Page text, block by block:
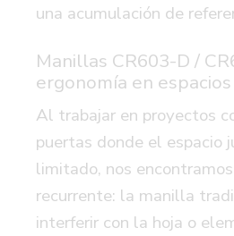
una acumulación de
Manillas CR603-D /
ergonomía en
Al trabajar en proyectos
puertas donde el espacio
limitado, nos
recurrente: la manilla
interferir con la hoja o